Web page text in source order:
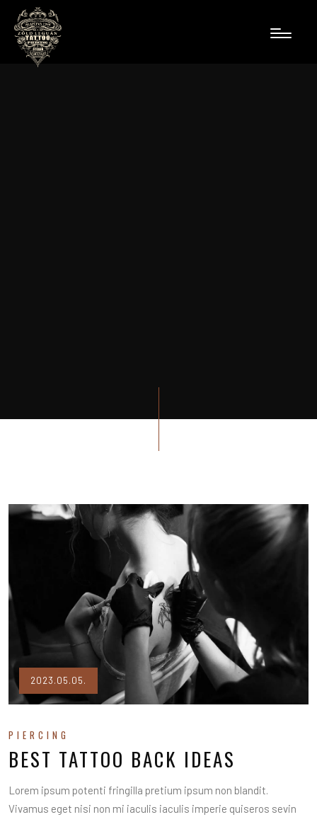
2023.05.05.
PIERCING
BEST TATTOO BACK IDEAS
Lorem ipsum potenti fringilla pretium ipsum non blandit.
Vivamus eget nisi non mi iaculis iaculis imperie quiseros sevin